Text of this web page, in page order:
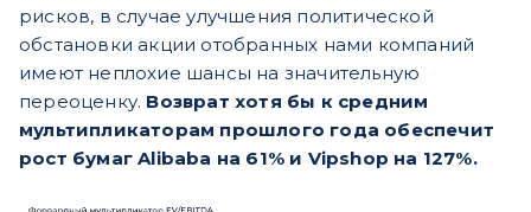
рисков, в случае улучшения политической
обстановки акции отобранных нами компаний
имеют неплохие шансы на значительную
переоценку. Возврат хотя бы к средним
мультипликаторам прошлого года обеспечит
рост бумаг Alibaba на 61% и Vipshop на 127%.